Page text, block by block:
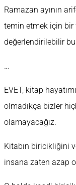
Ramazan ayının
temin etmek için bir
değerlendirilebilir
…
EVET, kitap
olmadıkça bizler
olamayacağız.
Kitabın biricikliğini
insana zaten azap